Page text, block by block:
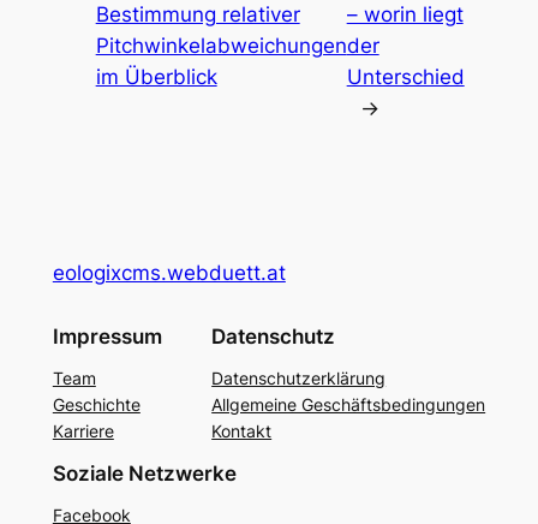
Bestimmung relativer
Pitchwinkelabweichungen
im Überblick
– worin liegt
der
Unterschied
→
eologixcms.webduett.at
Impressum
Team
Geschichte
Karriere
Datenschutz
Datenschutzerklärung
Allgemeine Geschäftsbedingungen
Kontakt
Soziale Netzwerke
Facebook